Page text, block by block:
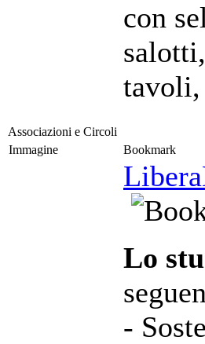
con
tavoli,
Associazioni e Circoli
Immagine
Bookmark
Lo
-